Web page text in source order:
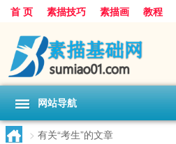
首 页 素描技巧 素描画 教程
基础
超写实
网站导航
> 有关“考生”的文章